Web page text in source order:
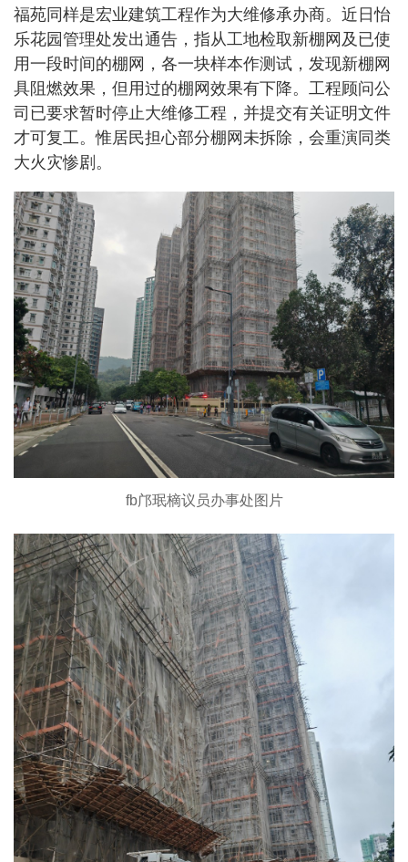
福苑同样是宏业建筑工程作为大维修承办商。近日怡
乐花园管理处发出通告，指从工地检取新棚网及已使
用一段时间的棚网，各一块样本作测试，发现新棚网
具阻燃效果，但用过的棚网效果有下降。工程顾问公
司已要求暂时停止大维修工程，并提交有关证明文件
才可复工。惟居民担心部分棚网未拆除，会重演同类
大火灾惨剧。
fb邝珉樀议员办事处图片